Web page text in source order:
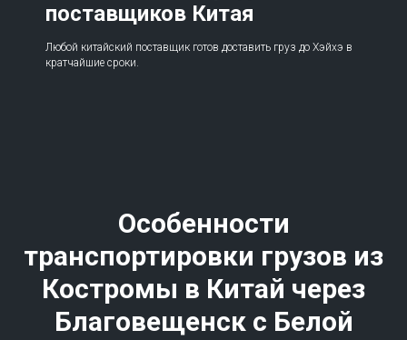
поставщиков Китая
Любой китайский поставщик готов доставить груз до Хэйхэ в
кратчайшие сроки.
Особенности
транспортировки грузов из
Костромы в Китай через
Благовещенск с Белой